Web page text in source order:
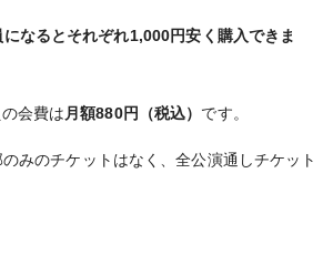
なるとそれぞれ1,000円安く購入できま
会費は 月額880円（税込） です。
みのチケットはなく、全公演通しチケット